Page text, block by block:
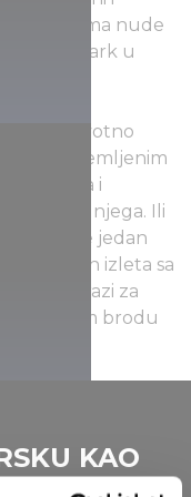
sadržajima nude
Akva park u
vam životno
opremljenim
jedrenja i
ili bez njega. Ili
Izaberite jedan
večernjih izleta sa
potrazi za
brodu
KAO